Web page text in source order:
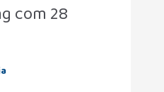
com 28